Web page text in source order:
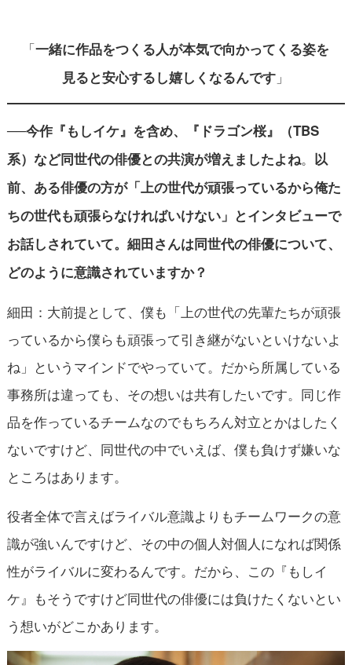
「一緒に作品をつくる人が本気で向かってくる姿を
見ると安心するし嬉しくなるんです 」
──今作『もしイケ』を含め、『ドラゴン桜』（TBS
系）など同世代の俳優との共演が増えましたよね。 以
前、ある俳優の方が「上の世代が頑張っているから俺た
ちの世代も頑張らなければいけない」とインタビューで
お話しされていて。細田さんは同世代の俳優について、
どのように意識されていますか？
細田：大前提として、僕も「上の世代の先輩たちが頑張
っているから僕らも頑張って引き継がないといけないよ
ね」というマインドでやっていて。だから所属している
事務所は違っても、その想いは共有したいです。同じ作
品を作っているチームなのでもちろん対立とかはしたく
ないですけど、同世代の中でいえば、僕も負けず嫌いな
ところはあります。
役者全体で言えばライバル意識よりもチームワークの意
識が強いんですけど、その中の個人対個人になれば関係
性がライバルに変わるんです。だから、この『もしイ
ケ』もそうですけど同世代の俳優には負けたくないとい
う想いがどこかあります。